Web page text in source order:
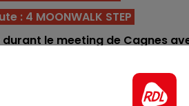
11h00 - 12h00
SUR UN AIR
: 4 MOONWALK STEP
le meeting de Cagnes
sur sa lancée il peut
un poulain, tant il donne le
il a tout pour finir sur le